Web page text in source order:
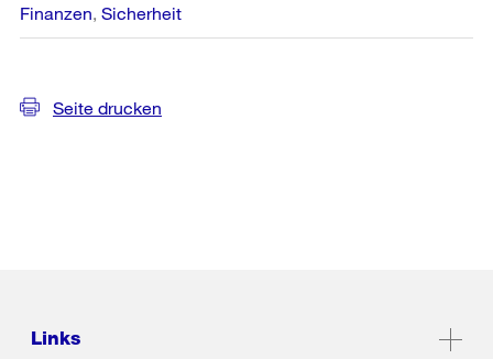
Finanzen Sicherheit
Seite drucken
Links